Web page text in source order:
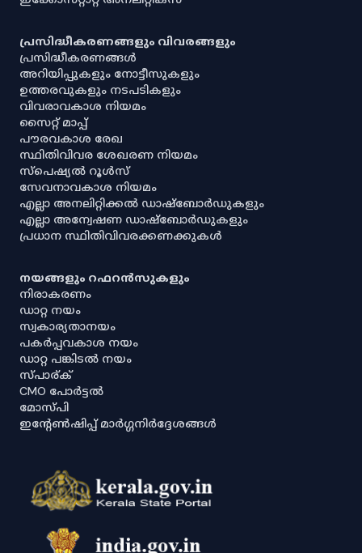
പ്രസിദ്ധീകരണങ്ങളും വിവരങ്ങളും
പ്രസിദ്ധീകരണങ്ങൾ
അറിയിപ്പുകളും നോട്ടീസുകളും
ഉത്തരവുകളും നടപടികളും
വിവരാവകാശ നിയമം
സൈറ്റ് മാപ്പ്
പൗരവകാശ രേഖ
സ്ഥിതിവിവര ശേഖരണ നിയമം
സ്‌പെഷ്യൽ റൂൾസ്
സേവനാവകാശ നിയമം
എല്ലാ അനലിറ്റിക്കൽ ഡാഷ്‌ബോർഡുകളും
എല്ലാ അന്വേഷണ ഡാഷ്‌ബോർഡുകളും
പ്രധാന സ്ഥിതിവിവരക്കണക്കുകൾ
നയങ്ങളും റഫറൻസുകളും
നിരാകരണം
ഡാറ്റ നയം
സ്വകാര്യതാനയം
പകർപ്പവകാശ നയം
ഡാറ്റ പങ്കിടൽ നയം
സ്പാര്ക്
CMO പോർട്ടൽ
മോസ്പി
ഇൻ്റേൺഷിപ്പ് മാർഗ്ഗനിർദ്ദേശങ്ങൾ